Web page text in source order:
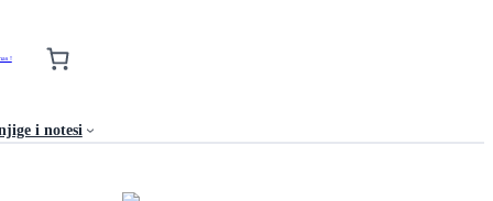
!
i notesi